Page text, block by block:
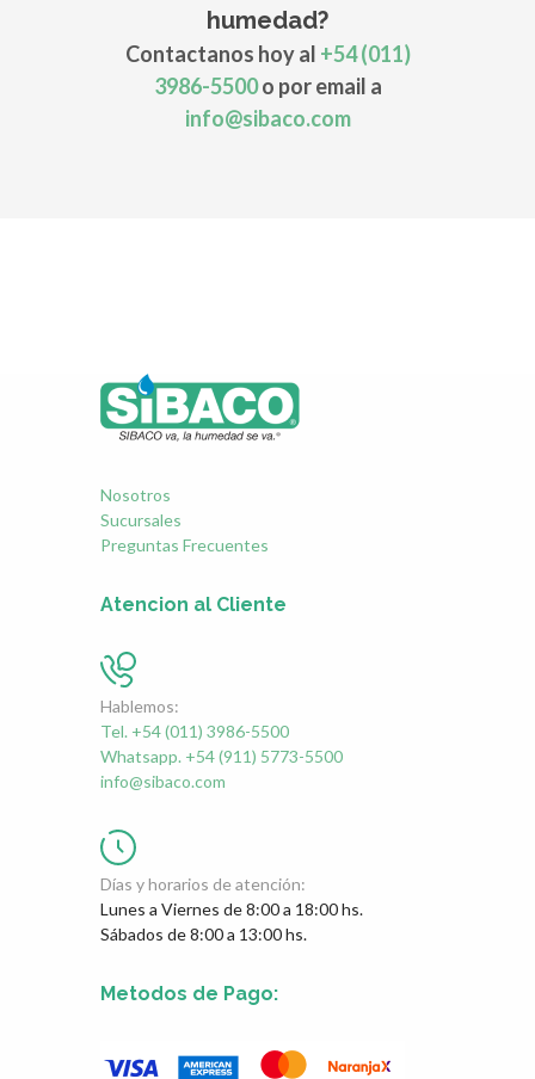
humedad?
Contactanos hoy al +54 (011)
3986-5500o por email a
info@sibaco.com
Nosotros
Sucursales
Preguntas Frecuentes
Atencion al Cliente
Hablemos:
Tel. +54 (011) 3986-5500
Whatsapp. +54 (911) 5773-5500
info@sibaco.com
Días y horarios de atención:
Lunes a Viernes de 8:00 a 18:00 hs.
Sábados de 8:00 a 13:00 hs.
Metodos de Pago: